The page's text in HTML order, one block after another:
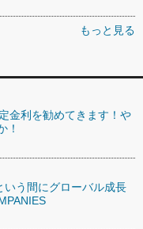
もっと見る
金利を勧めてきます！や
！
う間にグローバル成長